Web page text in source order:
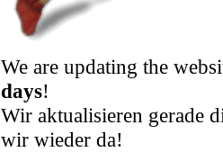
We are updating the
days!
Wir aktualisieren gerade
wir wieder da!